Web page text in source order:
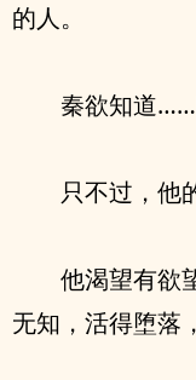
的人。
秦欲知道……
只不过，他
他渴望有欲
无知，活得堕落